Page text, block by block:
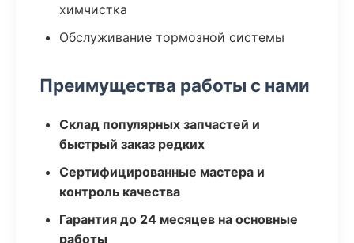
химчистка
Обслуживание тормозной системы
Преимущества работы с нами
Склад популярных запчастей и
быстрый заказ редких
Сертифицированные мастера и
контроль качества
Гарантия до 24 месяцев на основные
работы